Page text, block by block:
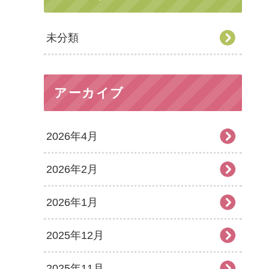
未分類
アーカイブ
2026年4月
2026年2月
2026年1月
2025年12月